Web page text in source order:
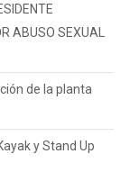
ABUSO SEXUAL
de la planta
y Stand Up